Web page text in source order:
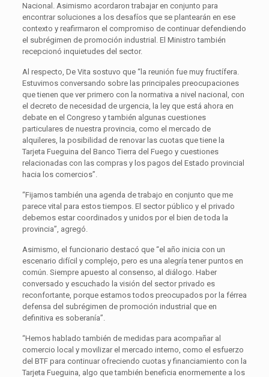
Nacional. Asimismo acordaron trabajar en conjunto para
encontrar soluciones a los desafíos que se plantearán en ese
contexto y reafirmaron el compromiso de continuar defendiendo
el subrégimen de promoción industrial. El Ministro también
recepcionó inquietudes del sector.
Al respecto, De Vita sostuvo que “la reunión fue muy fructífera.
Estuvimos conversando sobre las principales preocupaciones
que tienen que ver primero con la normativa a nivel nacional, con
el decreto de necesidad de urgencia, la ley que está ahora en
debate en el Congreso y también algunas cuestiones
particulares de nuestra provincia, como el mercado de
alquileres, la posibilidad de renovar las cuotas que tiene la
Tarjeta Fueguina del Banco Tierra del Fuego y cuestiones
relacionadas con las compras y los pagos del Estado provincial
hacia los comercios”.
“Fijamos también una agenda de trabajo en conjunto que me
parece vital para estos tiempos. El sector público y el privado
debemos estar coordinados y unidos por el bien de toda la
provincia”, agregó.
Asimismo, el funcionario destacó que “el año inicia con un
escenario difícil y complejo, pero es una alegría tener puntos en
común. Siempre apuesto al consenso, al diálogo. Haber
conversado y escuchado la visión del sector privado es
reconfortante, porque estamos todos preocupados por la férrea
defensa del subrégimen de promoción industrial que en
definitiva es soberanía”.
“Hemos hablado también de medidas para acompañar al
comercio local y movilizar el mercado interno, como el esfuerzo
del BTF para continuar ofreciendo cuotas y financiamiento con la
Tarjeta Fueguina, algo que también beneficia enormemente a los